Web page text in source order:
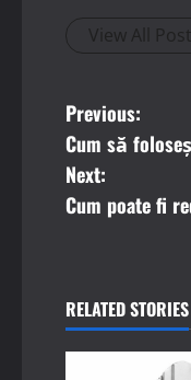
View All
P
o
s
n
a
Previous:
Cum să
Next:
Cum poate fi
RELATED STORIES